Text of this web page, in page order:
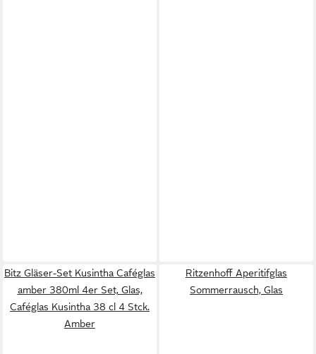
Bitz Gläser-Set Kusintha Caféglas
amber 380ml 4er Set, Glas,
Caféglas Kusintha 38 cl 4 Stck.
Amber
Ritzenhoff Aperitifglas
Sommerrausch, Glas